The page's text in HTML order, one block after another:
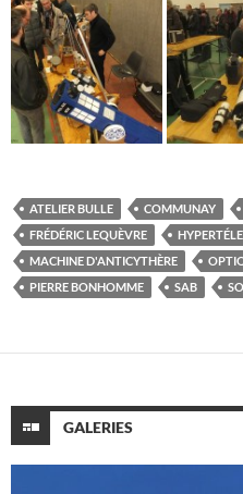
ATELIER BULLE COMMUNAY
FRÉDÉRIC LEQUÈVRE
MACHINE D'ANTICYTHÈRE
PIERRE BONHOMME
SAB
GALERIES